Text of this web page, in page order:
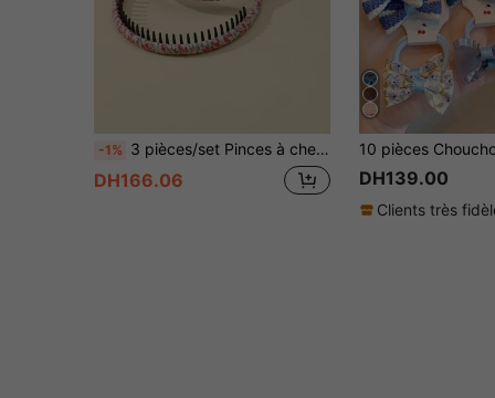
-1% 3 pièces/set Pinces à cheveux pour filles, accessoires pour cheveux de filles, bandeaux pour filles avec dents pour les franges, bandeau de lavage de cheveux
DH166.06 DH139.00
Clients très